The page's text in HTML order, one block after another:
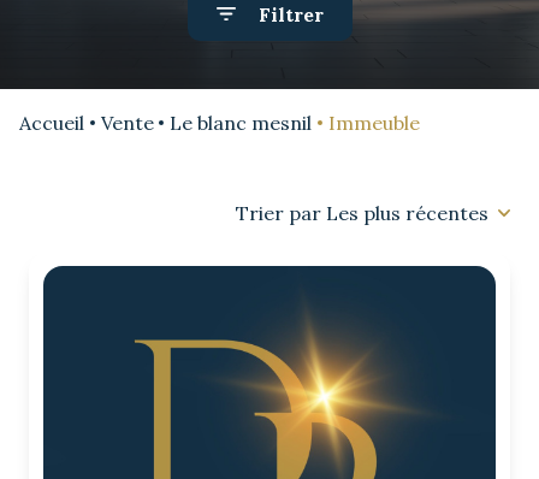
ESTIMATION
AVIS
Filtrer
Accueil Vente Le blanc mesnil Immeuble
Trier par Les plus récentes